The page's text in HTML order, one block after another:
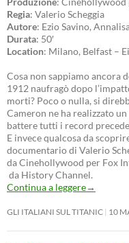
Regia: Valerio Scheggia
Autore: Ezio Savino,
Durata: 50′
Location: Milano, Belfast –
Cosa non sappiamo ancora
1912 naufragò dopo
morti? Poco o nulla, si
Cameron ne ha realizzato
battere tutti i record
E invece qualcosa da
documentario di Valerio
da Cinehollywood per Fox
da History Channel.
Continua a leggere→
GLI ITALIANI SUL TITANIC 10